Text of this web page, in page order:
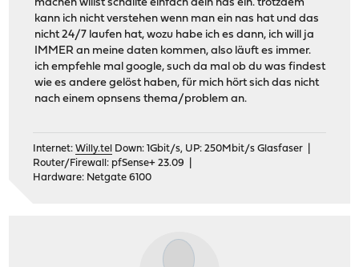
machen willst schallte einfach dein nas ein. trotzdem
kann ich nicht verstehen wenn man ein nas hat und das
nicht 24/7 laufen hat, wozu habe ich es dann, ich will ja
IMMER an meine daten kommen, also läuft es immer.
ich empfehle mal google, such da mal ob du was findest
wie es andere gelöst haben, für mich hört sich das nicht
nach einem opnsens thema/problem an.
Internet:Willy.tel
Down: 1Gbit/s, UP: 250Mbit/s Glasfaser |
Router/Firewall: pfSense+ 23.09 |
Hardware: Netgate 6100